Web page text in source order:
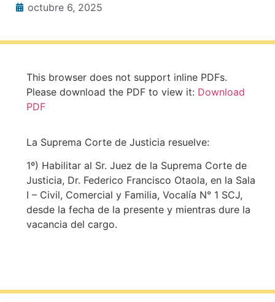
octubre 6, 2025
This browser does not support inline PDFs.
Please download the PDF to view it: Download
PDF
La Suprema Corte de Justicia resuelve:
1º) Habilitar al Sr. Juez de la Suprema Corte de
Justicia, Dr. Federico Francisco Otaola, en la Sala
I – Civil, Comercial y Familia, Vocalía N° 1 SCJ,
desde la fecha de la presente y mientras dure la
vacancia del cargo.